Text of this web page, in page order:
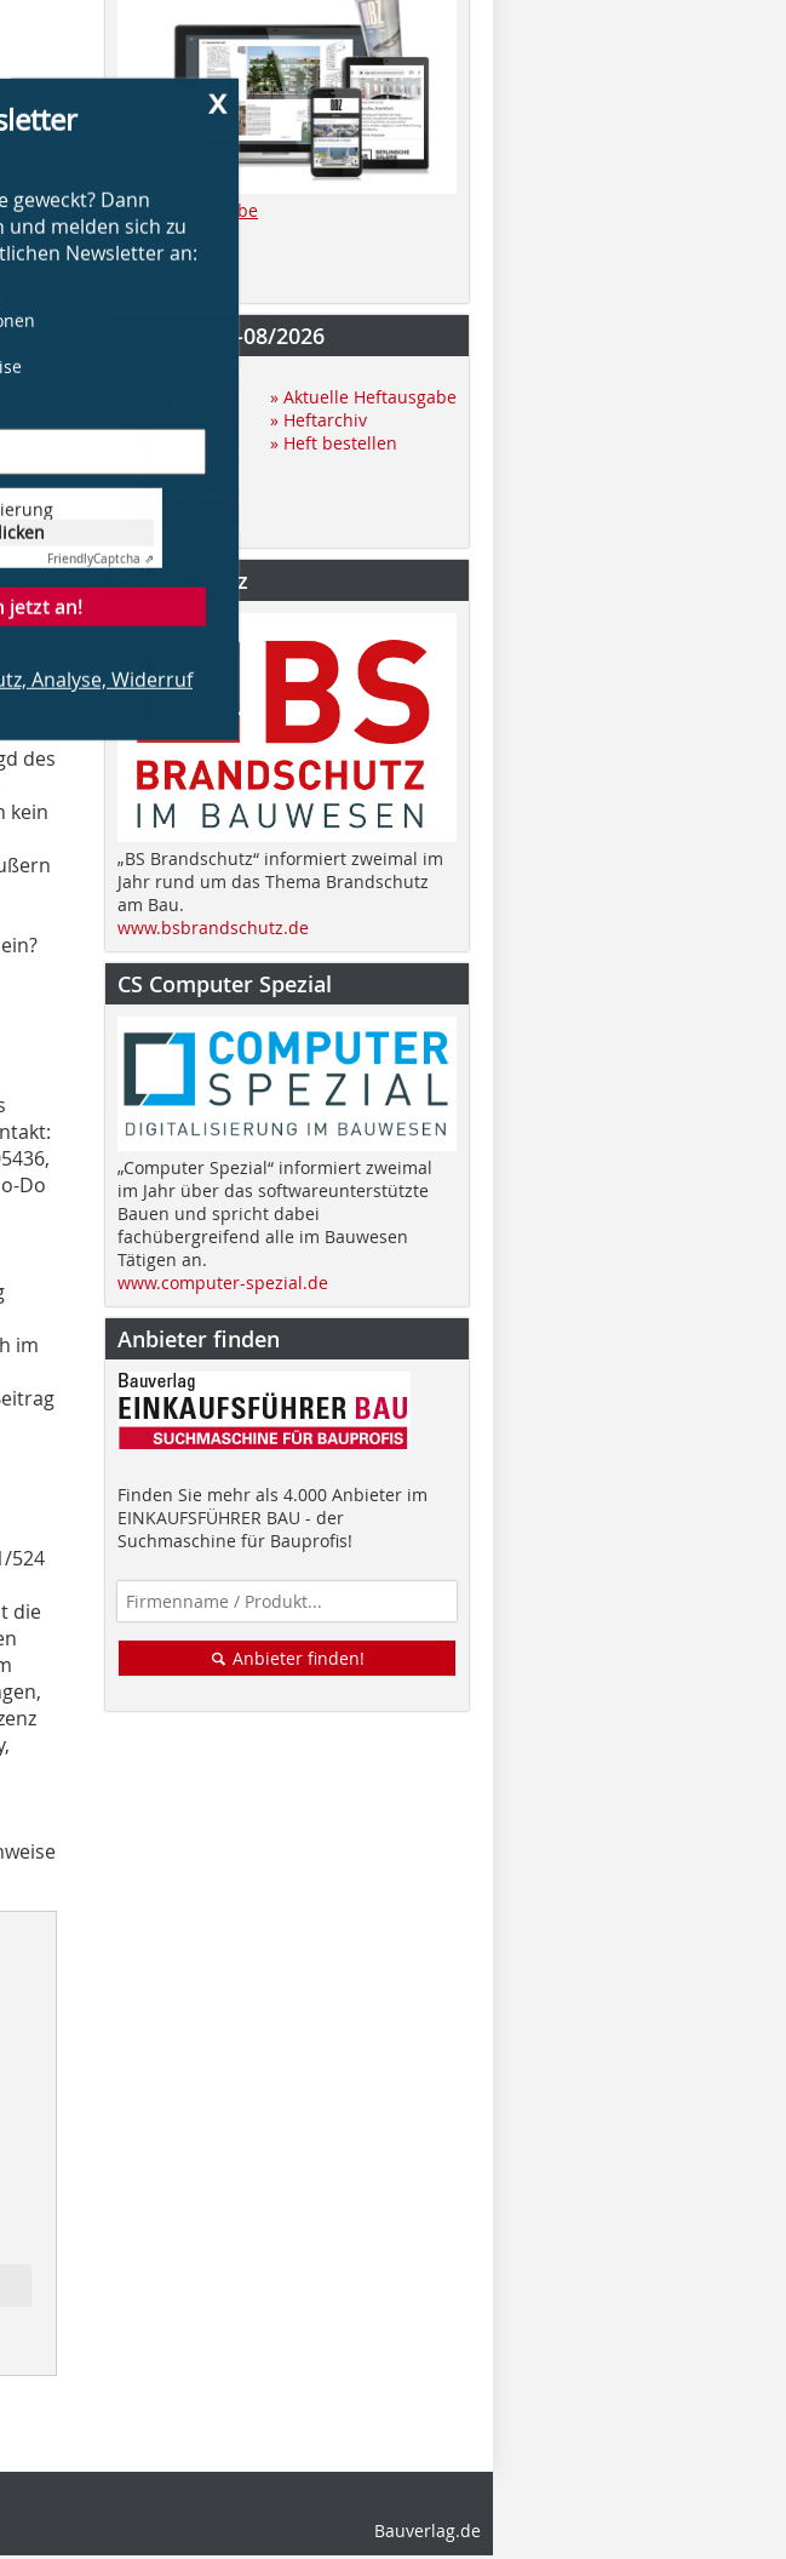
des
kein
Do
im
524
die
x
melden sich zu
Newsletter an:
jetzt an!
Aktuelle Ausgabe
Mediadaten
Abo-Shop
Ausgabe 07-08/2026
» Aktuelle Heftausgabe
» Heftarchiv
» Heft bestellen
Brandschutz
„BS Brandschutz“ informiert zweimal im
Jahr rund um das Thema Brandschutz
am Bau.
www.bsbrandschutz.de
CS Computer Spezial
„Computer Spezial“ informiert zweimal
im Jahr über das softwareunterstützte
Bauen und spricht dabei
fachübergreifend alle im Bauwesen
Tätigen an.
www.computer-spezial.de
Anbieter finden
Finden Sie mehr als 4.000 Anbieter im
EINKAUFSFÜHRER BAU - der
Suchmaschine für Bauprofis!
Anbieter finden!
Bauverlag.de